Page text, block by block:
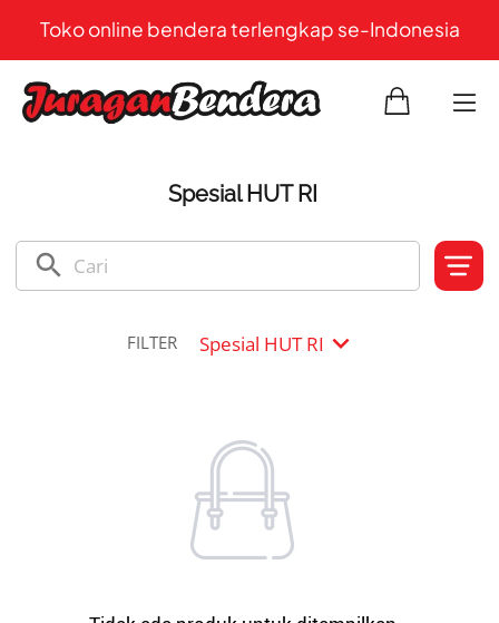
Toko online bendera terlengkap se-Indonesia
Spesial HUT RI
search
FILTER Spesial HUT RI expand_more